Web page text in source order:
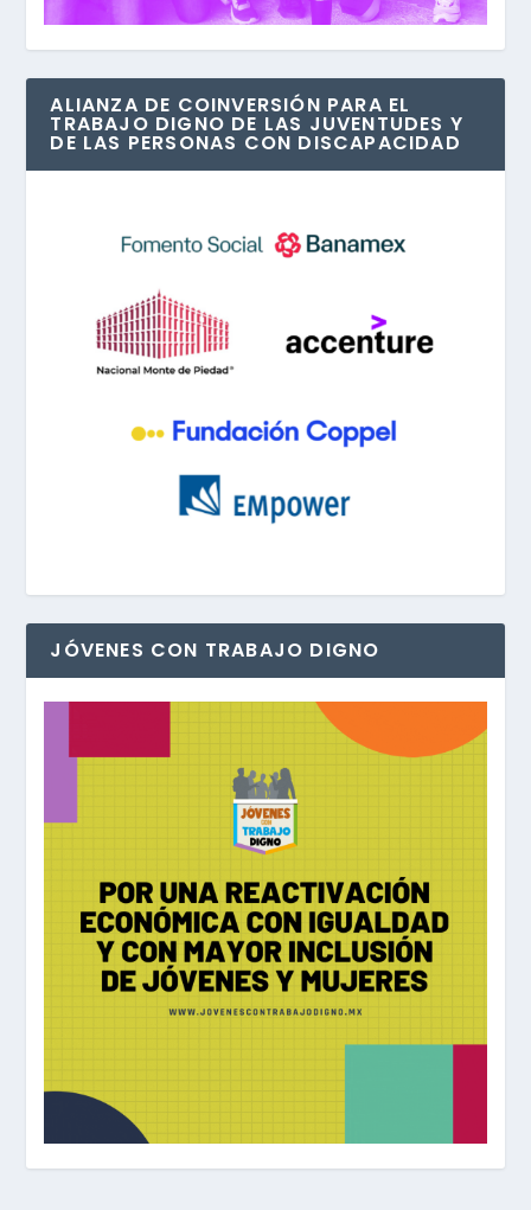
ALIANZA DE COINVERSIÓN PARA EL
TRABAJO DIGNO DE LAS JUVENTUDES Y
DE LAS PERSONAS CON DISCAPACIDAD
JÓVENES CON TRABAJO DIGNO